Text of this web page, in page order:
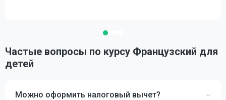
Частые вопросы по курсу Французский для
детей
Можно оформить налоговый вычет?